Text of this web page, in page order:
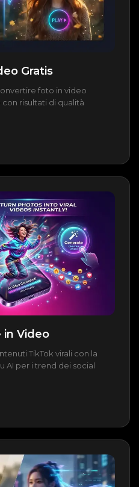
Gratis
foto in video
risultati di qualità
in Video
TikTok virali con la
AI per i trend dei social